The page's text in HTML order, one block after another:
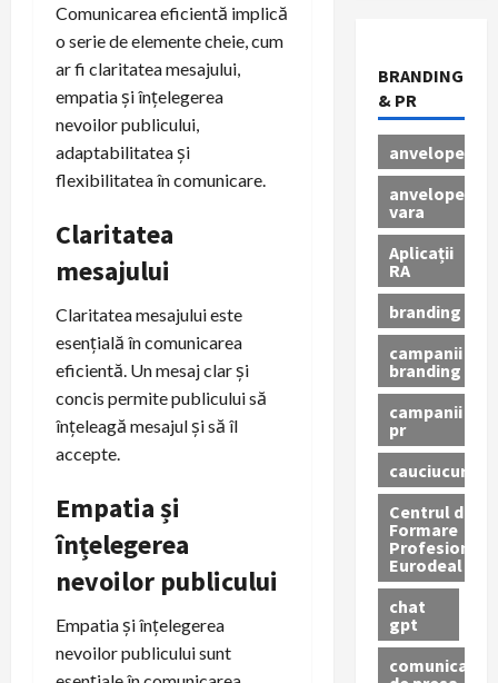
Comunicarea eficientă implică
o serie de elemente cheie, cum
ar fi claritatea mesajului,
empatia și înțelegerea
nevoilor publicului,
adaptabilitatea și
flexibilitatea în comunicare.
Claritatea
mesajului
Claritatea mesajului este
esențială în comunicarea
eficientă. Un mesaj clar și
concis permite publicului să
înțeleagă mesajul și să îl
accepte.
Empatia și
înțelegerea
nevoilor publicului
Empatia și înțelegerea
nevoilor publicului sunt
BRANDING
& PR
anvelope
anvelope
vara
Aplicații
RA
branding
campanii
branding
campanii
pr
cauciucuri
Centrul de
Formare
Profesionala
Eurodeal
chat
gpt
comunicat